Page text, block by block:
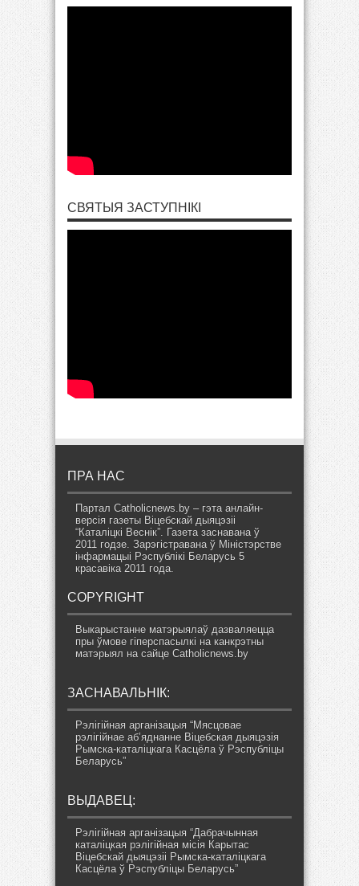
СВЯТЫЯ ЗАСТУПНІКІ
ПРА НАС
Партал Catholicnews.by – гэта анлайн-
версія газеты Віцебскай дыяцэзіі
“Каталіцкі Веснік”. Газета заснавана ў
2011 годзе. Зарэгістравана ў Міністэрстве
інфармацыі Рэспублікі Беларусь 5
красавіка 2011 года.
COPYRIGHT
Выкарыстанне матэрыялаў дазваляецца
пры ўмове гіперспасылкі на канкрэтны
матэрыял на сайце Catholicnews.by
ЗАСНАВАЛЬНІК:
Рэлігійная арганізацыя “Мясцовае
рэлігійнае аб’яднанне Віцебская дыяцэзія
Рымска-каталіцкага Касцёла ў Рэспубліцы
Беларусь”
ВЫДАВЕЦ:
Рэлігійная арганізацыя “Дабрачынная
каталіцкая рэлігійная місія Карытас
Віцебскай дыяцэзіі Рымска-каталіцкага
Касцёла ў Рэспубліцы Беларусь”